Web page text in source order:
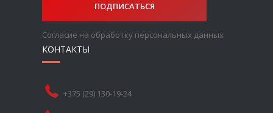
ПОДПИСАТЬСЯ
Согласие на обработку персональных данных
КОНТАКТЫ
+375 (29) 130-19-24